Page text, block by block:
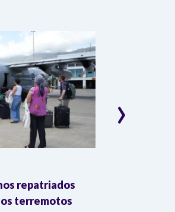
repatriados
terremotos
›